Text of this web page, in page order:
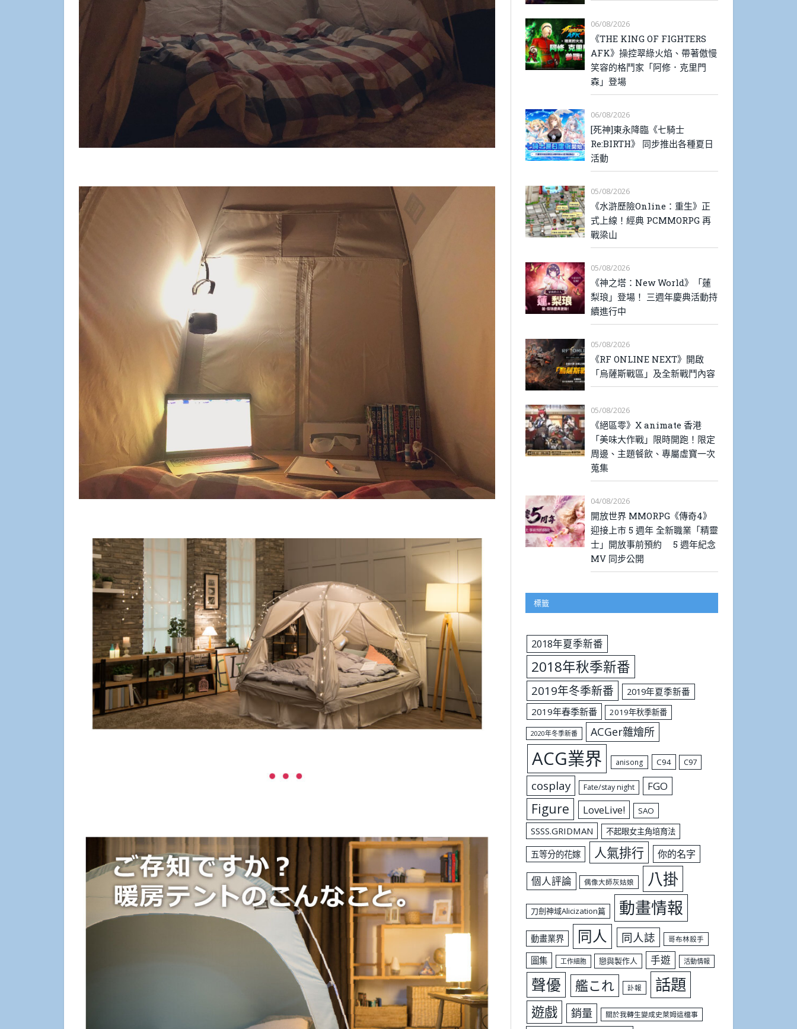
06/08/2026
《THE KING OF FIGHTERS
AFK》操控翠綠火焰、帶著傲慢
笑容的格鬥家「阿修．克里門
森」登場
06/08/2026
[死神]東永降臨《七騎士
Re:BIRTH》 同步推出各種夏日
活動
05/08/2026
《水滸歷險Online：重生》正
式上線！經典 PCMMORPG 再
戰梁山
05/08/2026
《神之塔：New World》「蓮
梨琅」登場！ 三週年慶典活動持
續進行中
05/08/2026
《RF ONLINE NEXT》開啟
「烏薩斯戰區」及全新戰鬥內容
05/08/2026
《絕區零》X animate 香港
「美味大作戰」限時開跑！限定
周邊、主題餐飲、專屬虛寶一次
蒐集
04/08/2026
開放世界 MMORPG《傳奇4》
迎接上市 5 週年 全新職業「精靈
士」開放事前預約 5 週年紀念
MV 同步公開
標籤
2018年夏季新番
2018年秋季新番
2019年冬季新番
2019年夏季新番
2019年春季新番
2019年秋季新番
2020年冬季新番 ACGer雜燴所
ACG業界 anisong C94 C97
cosplay Fate/stay night FGO
Figure LoveLive! SAO
SSSS.GRIDMAN 不起眼女主角培育法
五等分的花嫁 人氣排行 你的名字
個人評論 偶像大師灰姑娘 八掛
刀劍神域Alicization篇 動畫情報
動畫業界 同人 同人誌 哥布林殺手
圖集 工作細胞 戀與製作人 手遊 活動情報
聲優 艦これ 訃報 話題
遊戲 銷量 關於我轉生變成史萊姆這檔事